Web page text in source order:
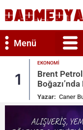
Menü
2
Yazar: